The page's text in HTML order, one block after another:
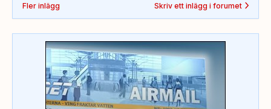
Fler inlägg Skriv ett inlägg i forumet